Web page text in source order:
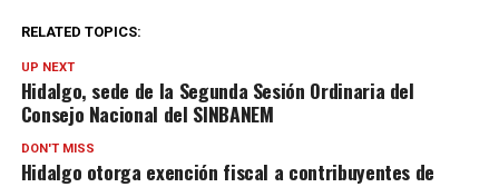
RELATED TOPICS:
UP NEXT
Hidalgo, sede de la Segunda Sesión Ordinaria del
Consejo Nacional del SINBANEM
DON'T MISS
Hidalgo otorga exención fiscal a contribuyentes de